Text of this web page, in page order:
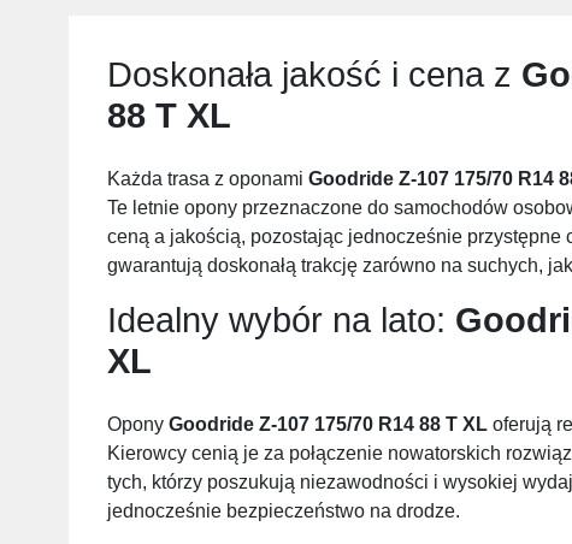
Doskonała jakość i cena z
88 T XL
Każda trasa z oponami Goodride Z-107 175/70 R14
Te letnie opony przeznaczone do samochodów
ceną a jakością, pozostając jednocześnie
gwarantują doskonałą trakcję zarówno na suchych,
Idealny wybór na lato:
XL
Opony Goodride Z-107 175/70 R14 88 T XL oferują
Kierowcy cenią je za połączenie nowatorskich
tych, którzy poszukują niezawodności i wysokiej
jednocześnie bezpieczeństwo na drodze.